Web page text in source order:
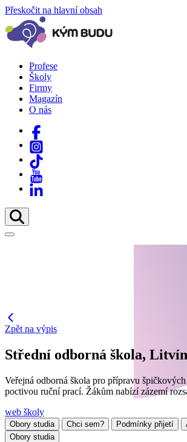
Přeskočit na hlavní obsah
Profese
Školy
Firmy
Magazín
O nás
Zpět na výpis
Střední odborná škola,
Veřejná odborná škola pro přípravu
poctivou ruční prací. Žákům nabízí zázemí
web školy
Obory studia Chci sem? Podmínky přijetí
Obory studia